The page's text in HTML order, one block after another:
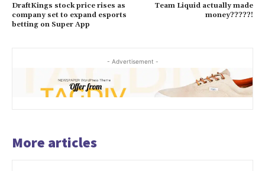
DraftKings stock price rises as
company set to expand esports
betting on Super App
Team Liquid actually made
money?????!
- Advertisement -
More articles